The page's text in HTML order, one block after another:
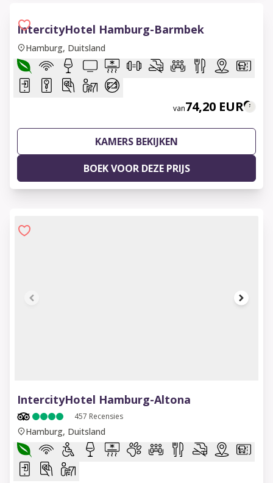
IntercityHotel Hamburg-Barmbek
Hamburg, Duitsland
van74,20 EUR
KAMERS BEKIJKEN
BOEK VOOR DEZE PRIJS
IntercityHotel Hamburg-Altona
457 Recensies
Hamburg, Duitsland